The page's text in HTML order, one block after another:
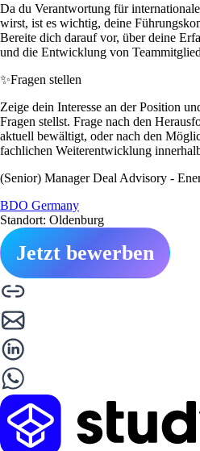
Da du Verantwortung für
wirst, ist es wichtig, deine
Bereite dich darauf vor, über deine
und die Entwicklung von
✨Fragen stellen
Zeige dein Interesse an der Position
Fragen stellst. Frage nach den
aktuell bewältigt, oder nach den
fachlichen Weiterentwicklung
(Senior) Manager Deal Advisory -
BDO Germany
Standort: Oldenburg
Jetzt bewerben